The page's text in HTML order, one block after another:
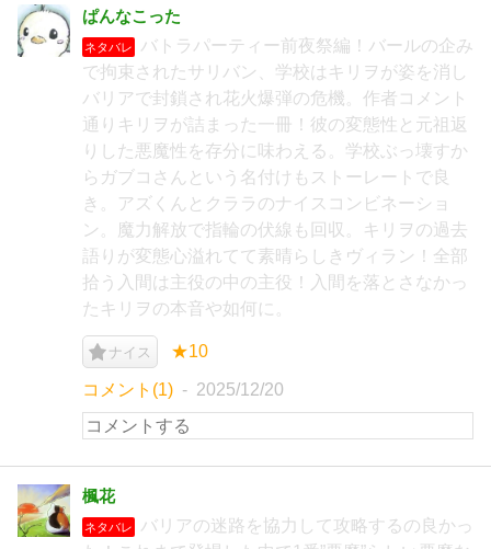
ぱんなこった
ネタバレ
バトラパーティー前夜祭編！バールの企み
で拘束されたサリバン、学校はキリヲが姿を消し
バリアで封鎖され花火爆弾の危機。作者コメント
通りキリヲが詰まった一冊！彼の変態性と元祖返
りした悪魔性を存分に味わえる。学校ぶっ壊すか
らガブコさんという名付けもストーレートで良
き。アズくんとクララのナイスコンビネーショ
ン。魔力解放で指輪の伏線も回収。キリヲの過去
語りが変態心溢れてて素晴らしきヴィラン！全部
拾う入間は主役の中の主役！入間を落とさなかっ
たキリヲの本音や如何に。
ナイス ★10
コメント(1) 2025/12/20
楓花
ネタバレ
バリアの迷路を協力して攻略するの良かっ